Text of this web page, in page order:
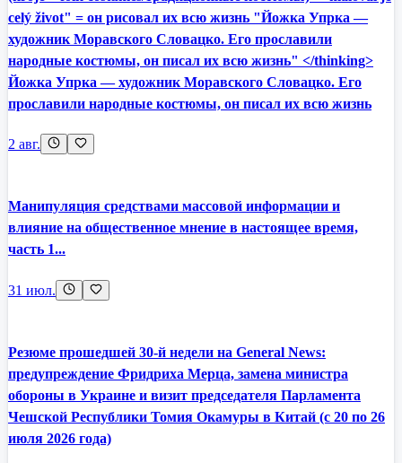
celý život" = он рисовал их всю жизнь "Йожка Упрка —
художник Моравского Словацко. Его прославили
народные костюмы, он писал их всю жизнь" </thinking>
Йожка Упрка — художник Моравского Словацко. Его
прославили народные костюмы, он писал их всю жизнь
2 авг.
Манипуляция средствами массовой информации и
влияние на общественное мнение в настоящее время,
часть 1...
31 июл.
Резюме прошедшей 30-й недели на General News:
предупреждение Фридриха Мерца, замена министра
обороны в Украине и визит председателя Парламента
Чешской Республики Томия Окамуры в Китай (с 20 по 26
июля 2026 года)